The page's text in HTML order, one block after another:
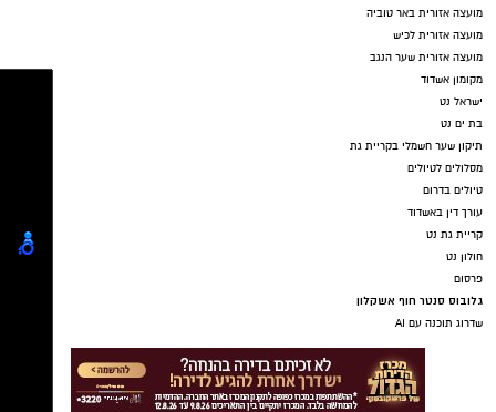
מועצה אזורית באר טוביה
מועצה אזורית לכיש
מועצה אזורית שער הנגב
מקומון אשדוד
ישראל נט
בת ים נט
תיקון שער חשמלי בקריית גת
מסלולים לטיולים
טיולים בדרום
עורך דין באשדוד
קריית גת נט
חולון נט
פרסום
גלובוס סנטר חוף אשקלון
שדרוג תוכנה עם AI